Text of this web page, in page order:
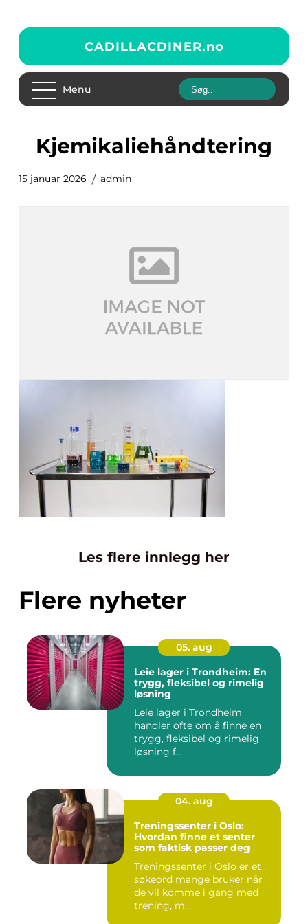
CADILLACDINER.no
Menu
kjemikaliehåndtering
15 januar 2026 admin
Les flere innlegg her
Flere nyheter
05. aug
Leie lager i Trondheim: En
trygg, fleksibel og rimelig
løsning
Leie lager i Trondheim
handler ofte om å finne en
trygg, fleksibel og rimelig
løsning f...
04. aug
Treningssenter i Oslo:
Hvordan finne et senter
som faktisk passer deg
Treningssenter i Oslo er et
søkeord mange bruker når
de vil komme i gang med
trening, m...